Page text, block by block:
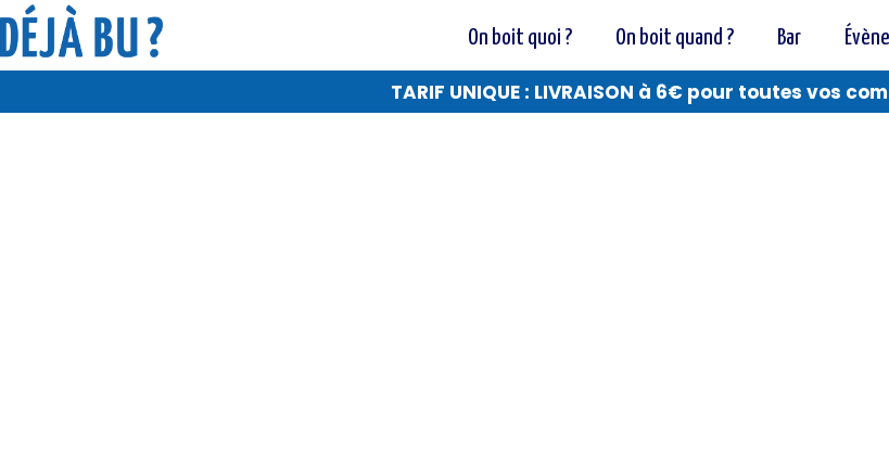
On boit quoi ? On boit quand ? Bar
TARIF UNIQUE : LIVRAISON à 6€ pour toutes vos